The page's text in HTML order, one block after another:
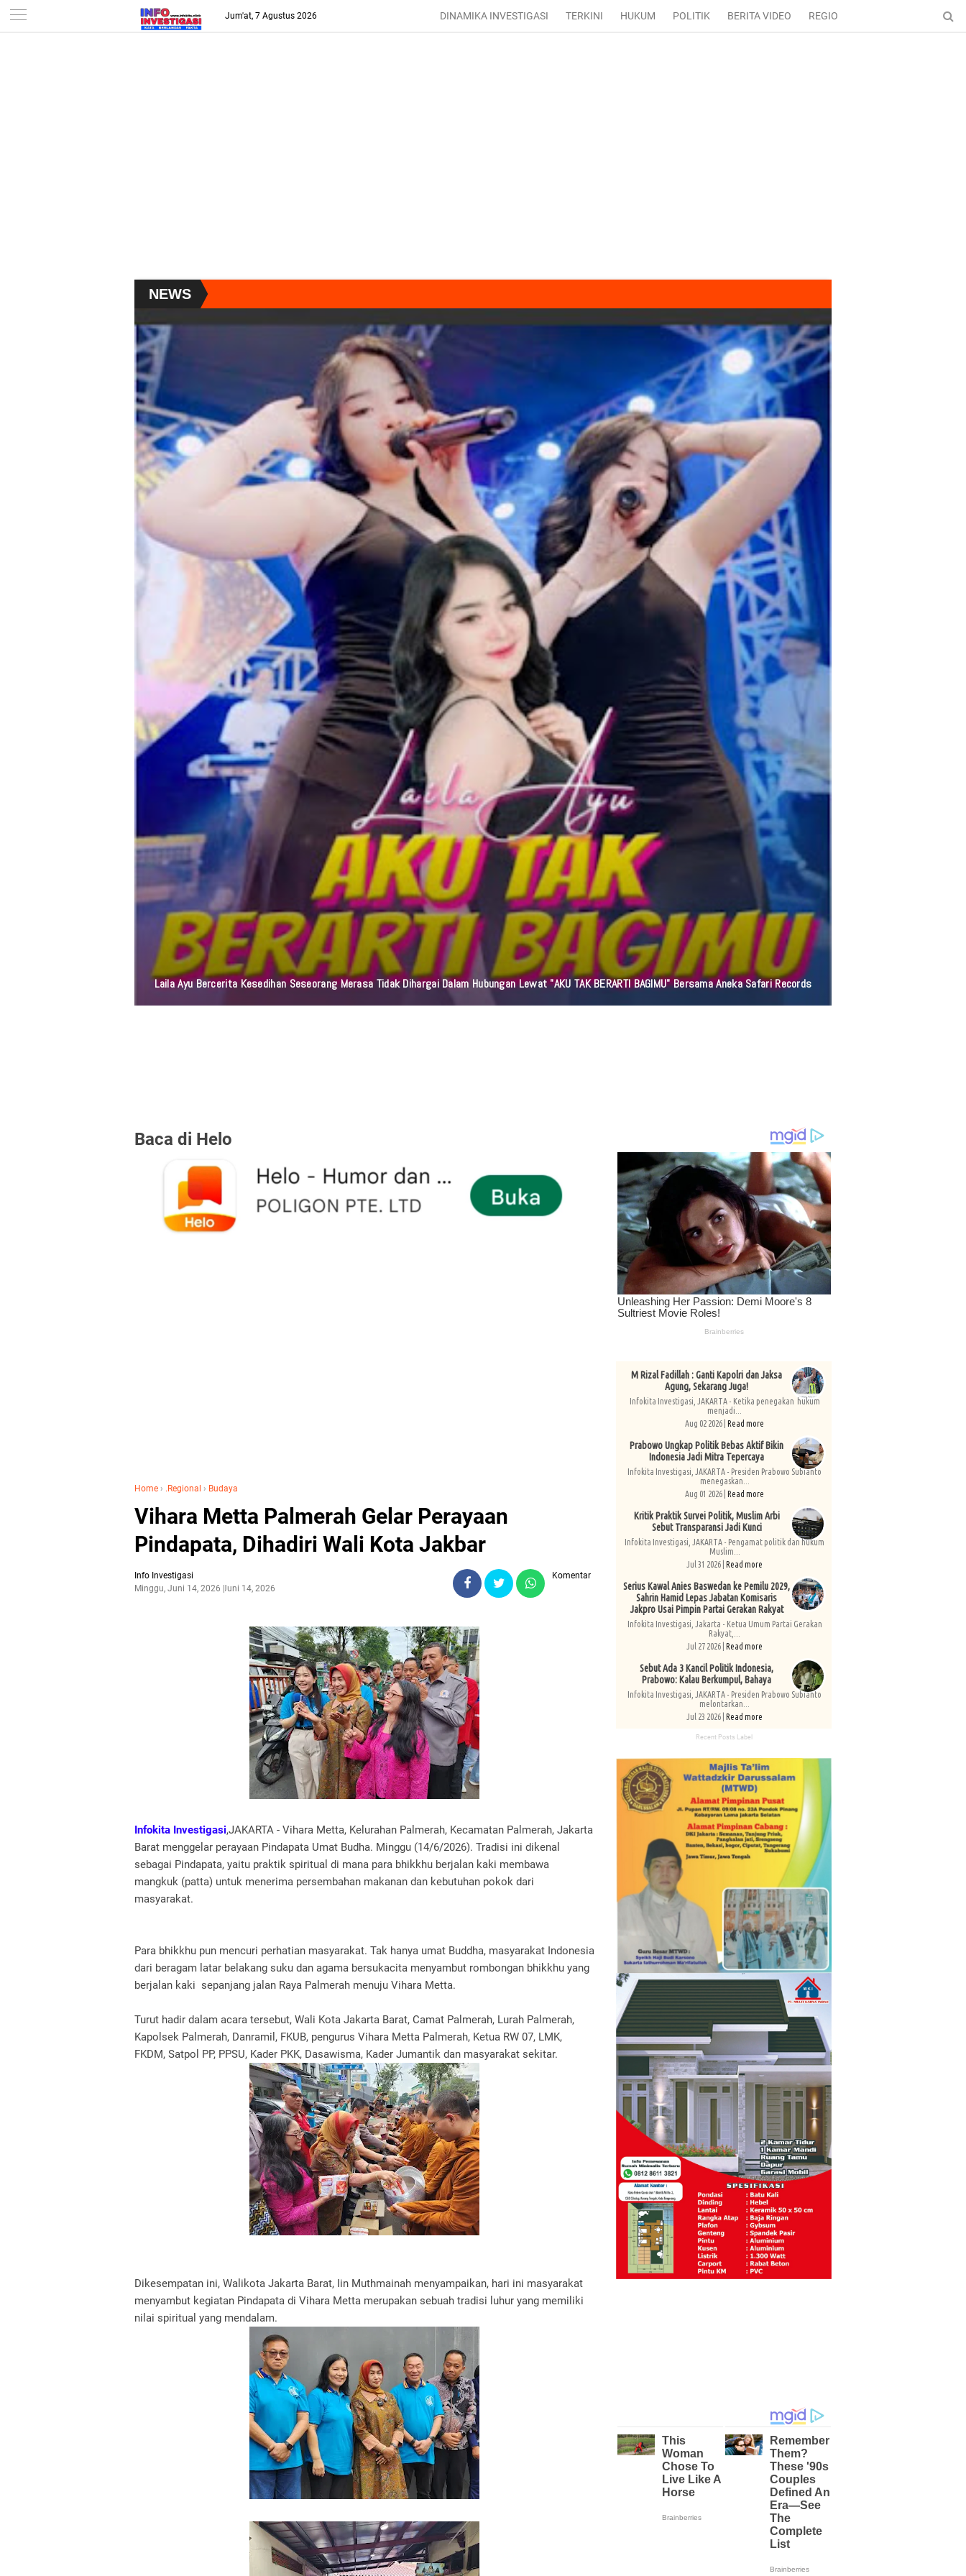
-->
Jum'at, 7 Agustus 2026 DINAMIKA INVESTIGASI TERKINI HUKUM POLITIK BERITA VIDEO REGIONAL ENTERTAINMENT
NEWS
Laila Ayu Bercerita Kesedihan Seseorang Merasa Tidak Dihargai Dalam Hubungan Lewat "AKU TAK BERARTI BAGIMU" Bersama Aneka Safari Records
Baca di Helo
Home › .Regional › Budaya
Vihara Metta Palmerah Gelar Perayaan
Pindapata, Dihadiri Wali Kota Jakbar
Info Investigasi
Minggu, Juni 14, 2026 Juni 14, 2026
Komentar
Infokita Investigasi,JAKARTA - Vihara Metta, Kelurahan Palmerah, Kecamatan Palmerah, Jakarta
Barat menggelar perayaan Pindapata Umat Budha. Minggu (14/6/2026). Tradisi ini dikenal
sebagai Pindapata, yaitu praktik spiritual di mana para bhikkhu berjalan kaki membawa
mangkuk (patta) untuk menerima persembahan makanan dan kebutuhan pokok dari
masyarakat.
Para bhikkhu pun mencuri perhatian masyarakat. Tak hanya umat Buddha, masyarakat Indonesia
dari beragam latar belakang suku dan agama bersukacita menyambut rombongan bhikkhu yang
berjalan kaki sepanjang jalan Raya Palmerah menuju Vihara Metta.
Turut hadir dalam acara tersebut, Wali Kota Jakarta Barat, Camat Palmerah, Lurah Palmerah,
Kapolsek Palmerah, Danramil, FKUB, pengurus Vihara Metta Palmerah, Ketua RW 07, LMK,
FKDM, Satpol PP, PPSU, Kader PKK, Dasawisma, Kader Jumantik dan masyarakat sekitar.
Dikesempatan ini, Walikota Jakarta Barat, Iin Muthmainah menyampaikan, hari ini masyarakat
menyambut kegiatan Pindapata di Vihara Metta merupakan sebuah tradisi luhur yang memiliki
nilai spiritual yang mendalam.
M Rizal Fadillah : Ganti Kapolri dan Jaksa
Agung, Sekarang Juga!
Infokita Investigasi, JAKARTA - Ketika penegakan hukum
menjadi...
Aug 02 2026 | Read more
Prabowo Ungkap Politik Bebas Aktif Bikin
Indonesia Jadi Mitra Tepercaya
Infokita Investigasi, JAKARTA - Presiden Prabowo Subianto
menegaskan...
Aug 01 2026 | Read more
Kritik Praktik Survei Politik, Muslim Arbi
Sebut Transparansi Jadi Kunci
Infokita Investigasi, JAKARTA - Pengamat politik dan hukum
Muslim...
Jul 31 2026 | Read more
Serius Kawal Anies Baswedan ke Pemilu 2029,
Sahrin Hamid Lepas Jabatan Komisaris
Jakpro Usai Pimpin Partai Gerakan Rakyat
Infokita Investigasi, Jakarta - Ketua Umum Partai Gerakan
Rakyat,...
Jul 27 2026 | Read more
Sebut Ada 3 Kancil Politik Indonesia,
Prabowo: Kalau Berkumpul, Bahaya
Infokita Investigasi, JAKARTA - Presiden Prabowo Subianto
melontarkan...
Jul 23 2026 | Read more
Recent Posts Label